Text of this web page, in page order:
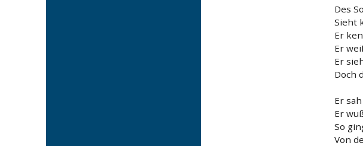
Des
Sieht
Er
Er
Er
Doch
Er
Er
So
Von